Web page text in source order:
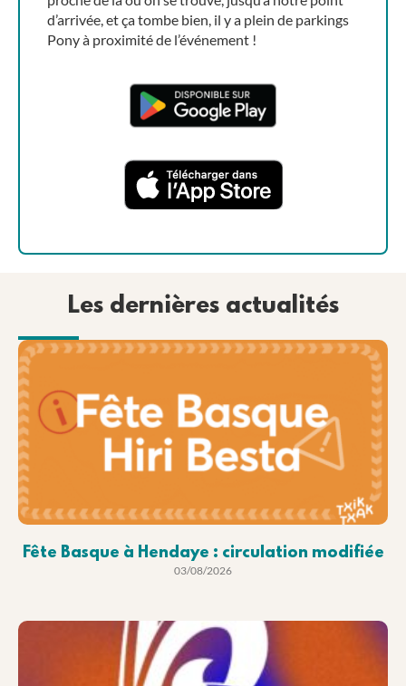
d’arrivée, et ça tombe bien, il y a plein de parkings
Pony à proximité de l’événement !
Les dernières actualités
Fête Basque à Hendaye : circulation modifiée
03/08/2026